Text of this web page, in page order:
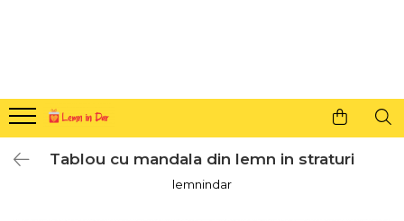
Agende din lemn
Agende 10x10
Semne de carte
Tablou cu mandala din lemn in straturi
lemnindar